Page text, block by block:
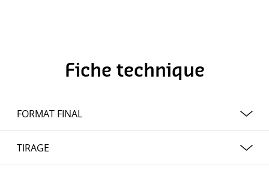
Fiche technique
FORMAT FINAL
22 x 11 cm
TIRAGE